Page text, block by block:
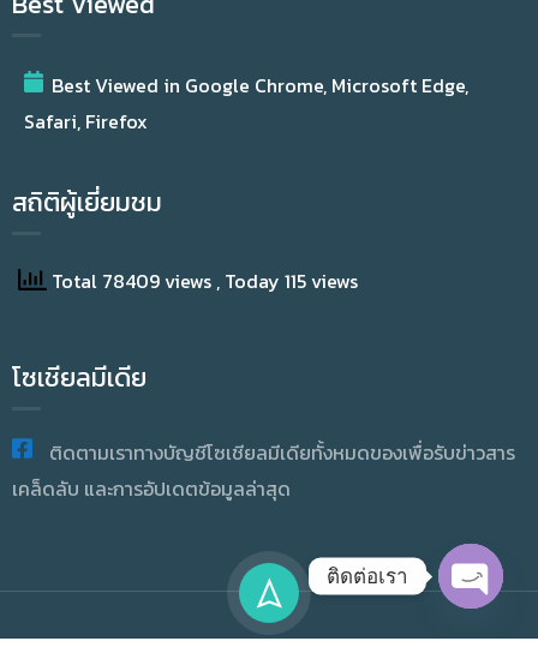
Best Viewed in Google Chrome, Microsoft Edge,
Safari, Firefox
สถิติผู้เยี่ยมชม
Total 78409 views , Today 115 views
โซเชียลมีเดีย
ติดตามเราทางบัญชีโซเชียลมีเดียทั้งหมดของเพื่อรับข่าวสาร
เคล็ดลับ และการอัปเดตข้อมูลล่าสุด
ติดต่อเรา